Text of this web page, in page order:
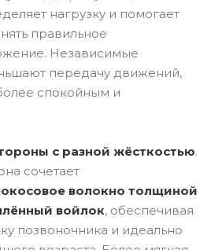
нагрузку и помогает
правильное
Независимые
передачу движений,
спокойным и
с разной жёсткостью.
сочетает
волокно толщиной
войлок, обеспечивая
позвоночника и идеально